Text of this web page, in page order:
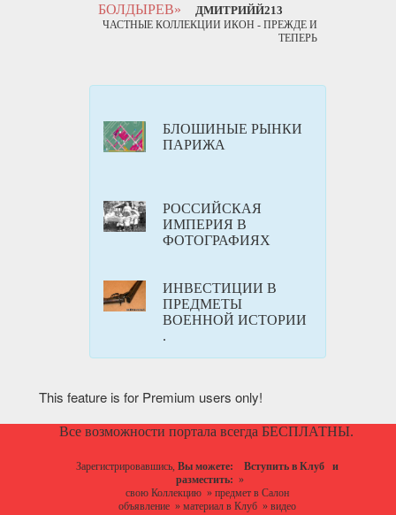
БОЛДЫРЕВ»
ДМИТРИЙЙ213
ЧАСТНЫЕ КОЛЛЕКЦИИ ИКОН - ПРЕЖДЕ И
ТЕПЕРЬ
БЛОШИНЫЕ РЫНКИ
ПАРИЖА
РОССИЙСКАЯ
ИМПЕРИЯ В
ФОТОГРАФИЯХ
ИНВЕСТИЦИИ В
ПРЕДМЕТЫ
ВОЕННОЙ ИСТОРИИ
.
This feature is for Premium users only!
Все возможности портала всегда БЕСПЛАТНЫ.
Зарегистрировавшись, Вы можете: Вступить в Клуб
и
разместить: »
свою Коллекцию» предмет в Салон
объявление» материал в Клуб» видео